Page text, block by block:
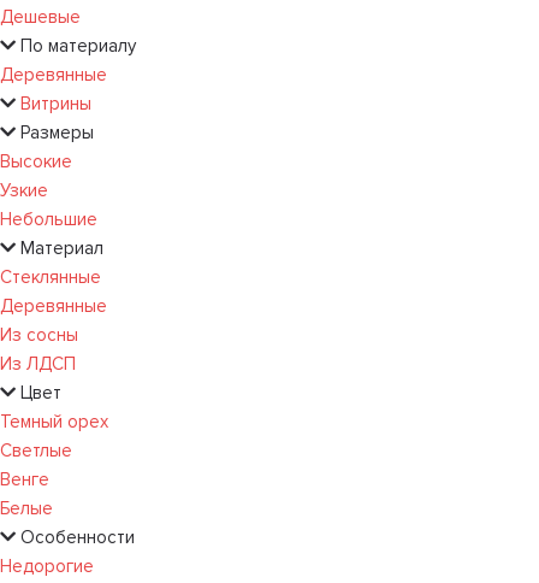
Дешевые
По материалу
Деревянные
Витрины
Размеры
Высокие
Узкие
Небольшие
Материал
Стеклянные
Деревянные
Из сосны
Из ЛДСП
Цвет
Темный орех
Светлые
Венге
Белые
Особенности
Недорогие